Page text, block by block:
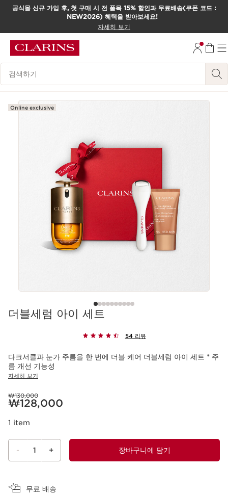
컨텐츠로 이동하기
공식몰 신규 가입 후, 첫 구매 시 전 품목 15% 할인과 무료배송(쿠폰 코드 :
NEW2026) 혜택을 받아보세요!
자세히 보기
범례 검색하기
Online exclusive
더블세럼 아이 세트
54 리뷰
다크서클과 눈가 주름을 한 번에 더블 케어 더블세럼 아이 세트 * 주
름 개선 기능성
자세히 보기
이전 가격 ₩130,000
₩130,000
현재 가격 ₩128,000
₩128,000
1 item
- 1 + 장바구니에 담기
무료 배송